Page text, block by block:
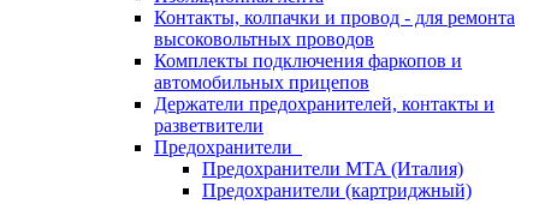
Контакты, колпачки и провод - для ремонта
высоковольтных проводов
Комплекты подключения фаркопов и
автомобильных прицепов
Держатели предохранителей, контакты и
разветвители
Предохранители
Предохранители MTA (Италия)
Предохранители (картриджный)